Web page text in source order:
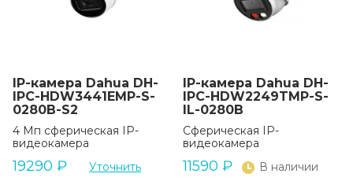
IP-камера Dahua DH-
IPC-HDW3441EMP-S-
0280B-S2
4 Мп сферическая IP-
видеокамера
19290 ₽ Уточнить
IP-камера Dahua DH-
IPC-HDW2249TMP-S-
IL-0280B
Сферическая IP-
видеокамера
11590 ₽ В наличии